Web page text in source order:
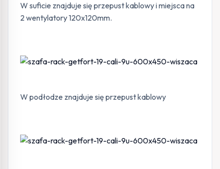
W suficie znajduje się przepust kablowy i miejsca na
2 wentylatory 120x120mm.
W podłodze znajduje się przepust kablowy